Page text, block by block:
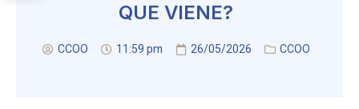
QUE VIENE?
CCOO 11:59 pm 26/05/2026 CCOO